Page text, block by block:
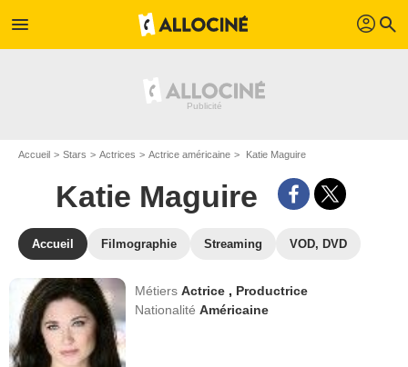
menu profil search
Accueil Stars Actrices Actrice américaine Katie Maguire
Katie Maguire
Accueil Filmographie Streaming VOD, DVD
MétiersActrice , Productrice
NationalitéAméricaine